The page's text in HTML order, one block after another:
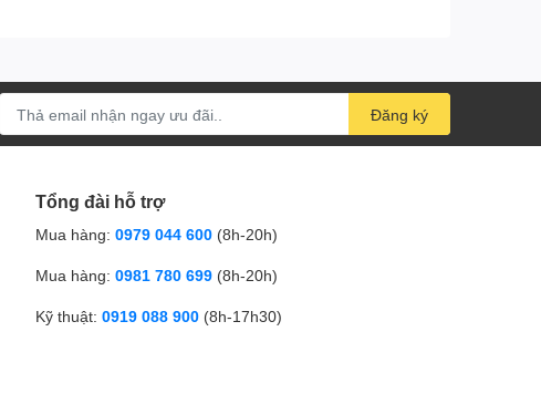
Đăng ký
Tổng đài hỗ trợ
Mua hàng: 0979 044 600 (8h-20h)
Mua hàng: 0981 780 699 (8h-20h)
Kỹ thuật: 0919 088 900 (8h-17h30)